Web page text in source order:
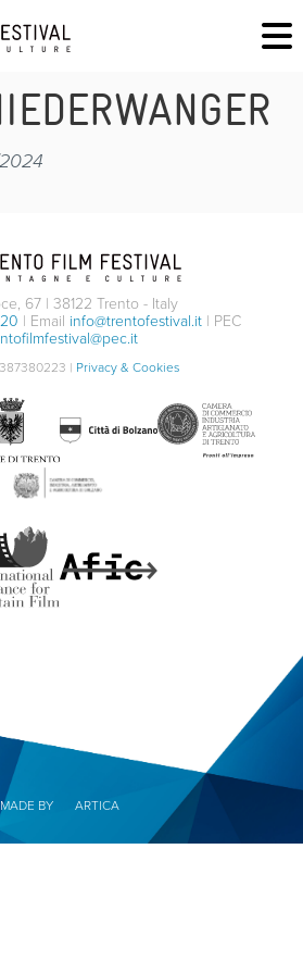
67 | 38122 Trento - Italy
| Email info@trentofestival.it | PEC
| Privacy & Cookies
MADE BY ARTICA